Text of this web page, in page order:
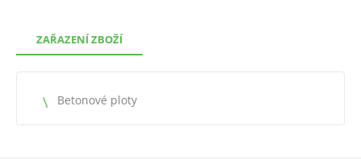
ZAŘAZENÍ ZBOŽÍ
Betonové ploty